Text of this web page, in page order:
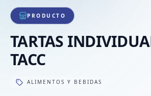
PRODUCTO
TARTAS
TACC
ALIMENTOS Y BEBIDAS